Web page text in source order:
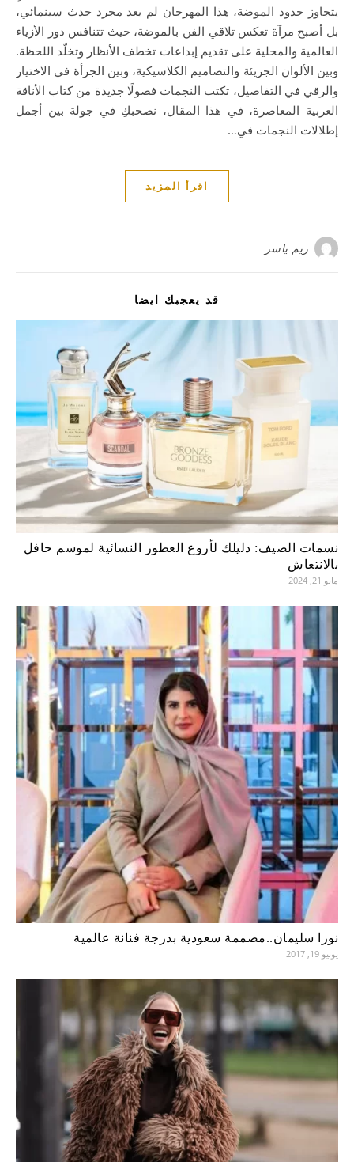
يتجاوز حدود الموضة، هذا المهرجان لم يعد مجرد حدث سينمائي،
بل أصبح مرآة تعكس تلاقي الفن بالموضة، حيث تتنافس دور الأزياء
العالمية والمحلية على تقديم إبداعات تخطف الأنظار وتخلّد اللحظة.
وبين الألوان الجريئة والتصاميم الكلاسيكية، وبين الجرأة في الاختيار
والرقي في التفاصيل، تكتب النجمات فصولًا جديدة من كتاب الأناقة
العربية المعاصرة، في هذا المقال، نصحبكِ في جولة بين أجمل
إطلالات النجمات في…
اقرأ المزيد
ريم ياسر
قد يعجبك ايضا
نسمات الصيف: دليلك لأروع العطور النسائية لموسم حافل
بالانتعاش
مايو 21, 2024
نورا سليمان..مصممة سعودية بدرجة فنانة عالمية
يونيو 19, 2017